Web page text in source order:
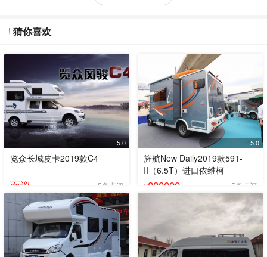
猜你喜欢
5.0
览众长城皮卡2019款C4
面议 5条点评
5.0
旌航New Daily2019款591-
II（6.5T）进口依维柯
¥888000 5条点评